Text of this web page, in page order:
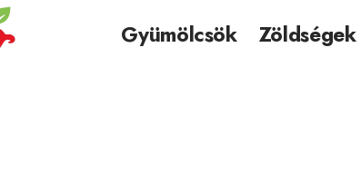
Gyümölcsök Zöldségek